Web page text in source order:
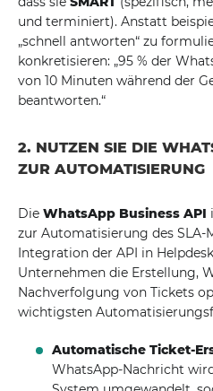
und terminiert). Anstatt
„schnell antworten“ zu
konkretisieren: „95 % der
von 10 Minuten während der
beantworten.“
2. NUTZEN SIE DIE
ZUR AUTOMATISIERUNG
Die WhatsApp Business API
zur Automatisierung des SLA-
Integration der API in
Unternehmen die Erstellung,
Nachverfolgung von Tickets
wichtigsten
Automatische Ticket-
WhatsApp-Nachricht